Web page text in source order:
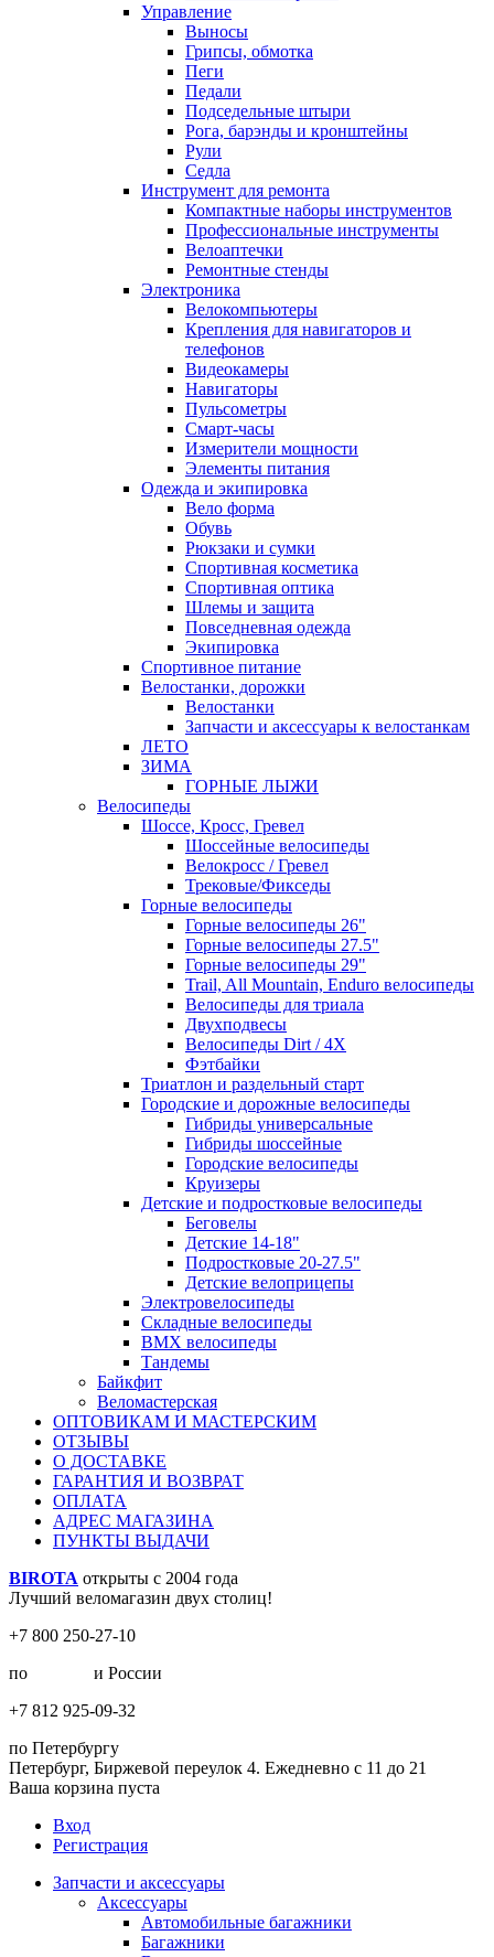
Управление
Выносы
Грипсы, обмотка
Пеги
Педали
Подседельные штыри
Рога, барэнды и кронштейны
Рули
Седла
Инструмент для ремонта
Компактные наборы инструментов
Профессиональные инструменты
Велоаптечки
Ремонтные стенды
Электроника
Велокомпьютеры
Крепления для навигаторов и
телефонов
Видеокамеры
Навигаторы
Пульсометры
Смарт-часы
Измерители мощности
Элементы питания
Одежда и экипировка
Вело форма
Обувь
Рюкзаки и сумки
Спортивная косметика
Спортивная оптика
Шлемы и защита
Повседневная одежда
Экипировка
Спортивное питание
Велостанки, дорожки
Велостанки
Запчасти и аксессуары к велостанкам
ЛЕТО
ЗИМА
ГОРНЫЕ ЛЫЖИ
Велосипеды
Шоссе, Кросс, Гревел
Шоссейные велосипеды
Велокросс / Гревел
Трековые/Фикседы
Горные велосипеды
Горные велосипеды 26"
Горные велосипеды 27.5"
Горные велосипеды 29"
Trail, All Mountain, Enduro велосипеды
Велосипеды для триала
Двухподвесы
Велосипеды Dirt / 4X
Фэтбайки
Триатлон и раздельный старт
Городские и дорожные велосипеды
Гибриды универсальные
Гибриды шоссейные
Городские велосипеды
Круизеры
Детские и подростковые велосипеды
Беговелы
Детские 14-18"
Подростковые 20-27.5"
Детские велоприцепы
Электровелосипеды
Складные велосипеды
BMX велосипеды
Тандемы
Байкфит
Веломастерская
ОПТОВИКАМ И МАСТЕРСКИМ
ОТЗЫВЫ
О ДОСТАВКЕ
ГАРАНТИЯ И ВОЗВРАТ
ОПЛАТА
АДРЕС МАГАЗИНА
ПУНКТЫ ВЫДАЧИ
BIROTA открыты с 2004 года
Лучший веломагазин двух столиц!
+7 800 250-27-10
по
и России
+7 812 925-09-32
по Петербургу
Петербург, Биржевой переулок 4. Ежедневно с 11 до 21
Ваша корзина пуста
Вход
Регистрация
Запчасти и аксессуары
Аксессуары
Автомобильные багажники
Багажники